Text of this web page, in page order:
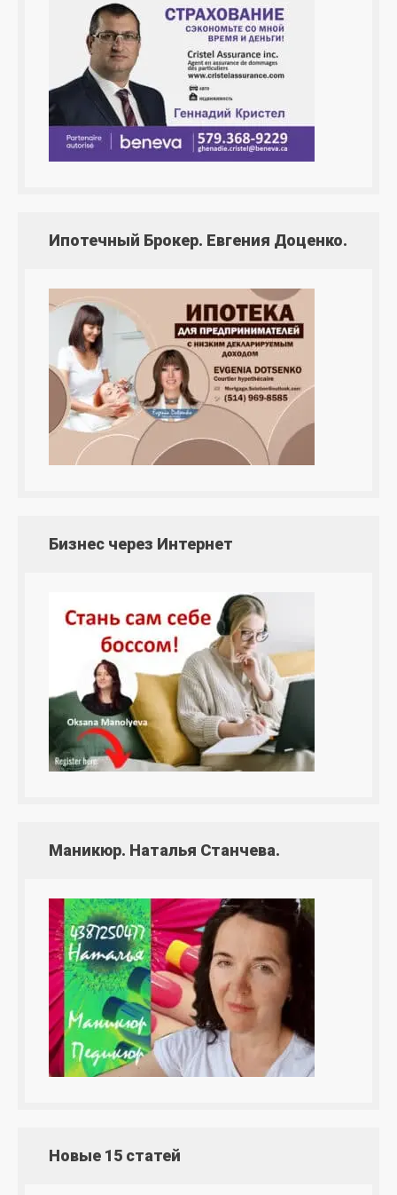
Ипотечный Брокер. Евгения Доценко.
Бизнес через Интернет
Маникюр. Наталья Станчева.
Новые 15 статей